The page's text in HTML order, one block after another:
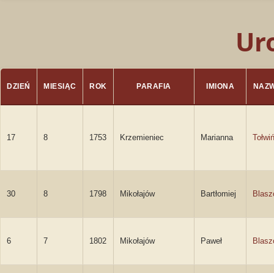
DZIEŃ MIESIĄC ROK PARAFIA IMIONA
17 8 1753 Krzemieniec Marianna
30 8 1798 Mikołajów Bartłomiej
6 7 1802 Mikołajów Paweł